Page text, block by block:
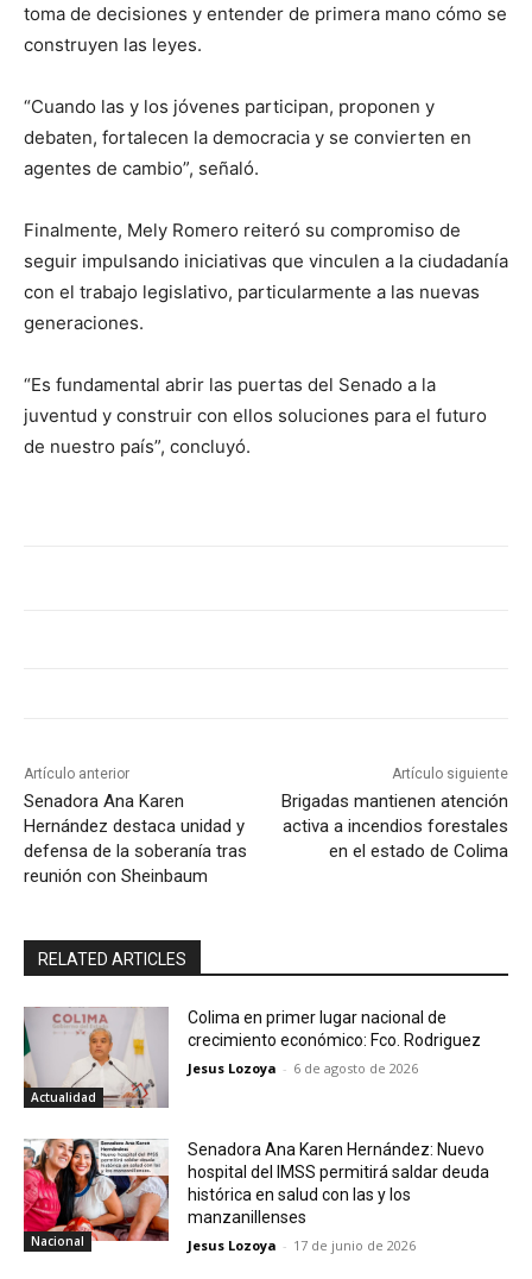
toma de decisiones y entender de primera mano cómo se
construyen las leyes.
“Cuando las y los jóvenes participan, proponen y
debaten, fortalecen la democracia y se convierten en
agentes de cambio”, señaló.
Finalmente, Mely Romero reiteró su compromiso de
seguir impulsando iniciativas que vinculen a la ciudadanía
con el trabajo legislativo, particularmente a las nuevas
generaciones.
“Es fundamental abrir las puertas del Senado a la
juventud y construir con ellos soluciones para el futuro
de nuestro país”, concluyó.
Artículo anterior
Senadora Ana Karen
Hernández destaca unidad y
defensa de la soberanía tras
reunión con Sheinbaum
Artículo siguiente
Brigadas mantienen atención
activa a incendios forestales
en el estado de Colima
RELATED ARTICLES
Actualidad
Colima en primer lugar nacional de
crecimiento económico: Fco. Rodriguez
Jesus Lozoya - 6 de agosto de 2026
Nacional
Senadora Ana Karen Hernández: Nuevo
hospital del IMSS permitirá saldar deuda
histórica en salud con las y los
manzanillenses
Jesus Lozoya - 17 de junio de 2026